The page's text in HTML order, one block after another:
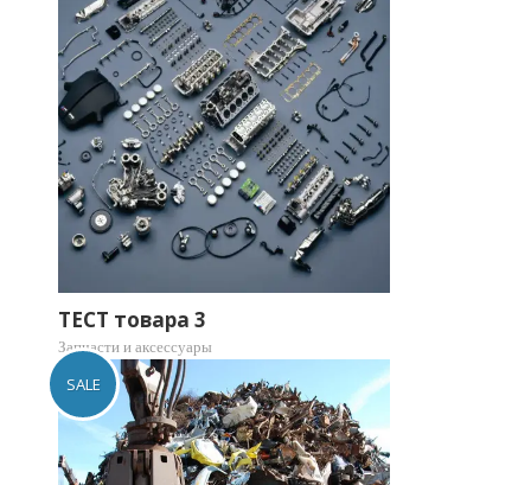
ТЕСТ товара 3
Запчасти и аксессуары
SALE